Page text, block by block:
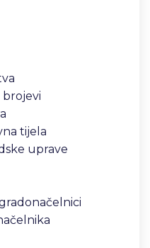
brojevi
tijela
uprave